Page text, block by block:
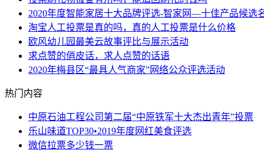
2020年度智能家居十大品牌评选-智家网—十佳产品候选
淘宝人工投票是真的吗，真的人工投票是什么价格
欧风幼儿园最美云故事评比与展示活动
求点赞的俏皮话，求人点赞的话语
2020年梅县区“最具人气商家”网络公众评选活动
热门内容
中原石油工程公司第二届“中原铁军十大杰出青年”投票
乐山味道TOP30•2019年度网红美食评选
微信拉票多少钱一票